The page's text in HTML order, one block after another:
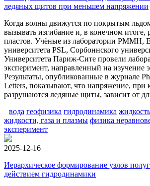
ледяных щитов при меньшем напряжении
Когда волны движутся по покрытым
вызывать изгибание и, в конечном итоге,
пластов. Учёные из лаборатории PMMH,
университета PSL, Сорбоннского
Университета Париж-Сите провели
эксперимент, направленный на изучение
Результаты, опубликованные в журнале
Letters, показывают, что напряжение, при
разрушаются ледяные щиты, зависит от
вода геофизика гидродинамика жидкость
жидкости, газа и плазмы физика
эксперимент
2025-12-16
Иерархическое формирование узлов
действием гидродинамики